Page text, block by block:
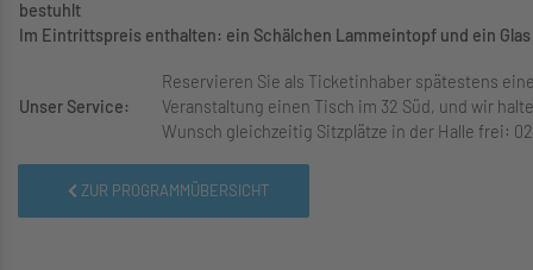
bestuhlt
Im Eintrittspreis enthalten: ein Schälchen Lammeintopf und ein
Unser Service:
Reservieren Sie als Ticketinhaber spätestens
Veranstaltung einen Tisch im 32 Süd, und wir
Wunsch gleichzeitig Sitzplätze in der Halle frei:
ZUR PROGRAMMÜBERSICHT